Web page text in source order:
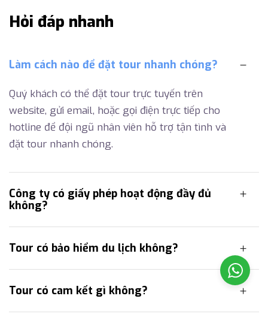
Hỏi đáp nhanh
Làm cách nào để đặt tour nhanh chóng?
Quý khách có thể đặt tour trực tuyến trên
website, gửi email, hoặc gọi điện trực tiếp cho
hotline để đội ngũ nhân viên hỗ trợ tận tình và
đặt tour nhanh chóng.
Công ty có giấy phép hoạt động đầy đủ
không?
Tour có bảo hiểm du lịch không?
Tour có cam kết gì không?